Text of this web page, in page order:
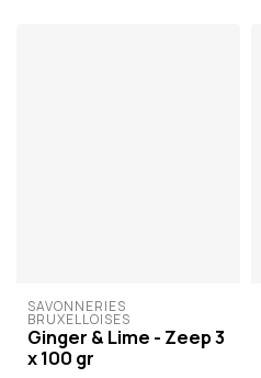
SAVONNERIES
BRUXELLOISES
Ginger & Lime - Zeep 3
x 100 gr